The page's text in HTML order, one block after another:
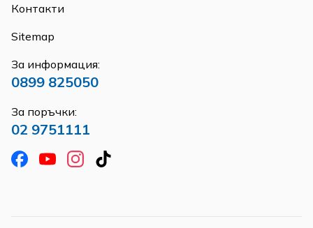
Контакти
Sitemap
За информация:
0899 825050
За поръчки:
02 9751111